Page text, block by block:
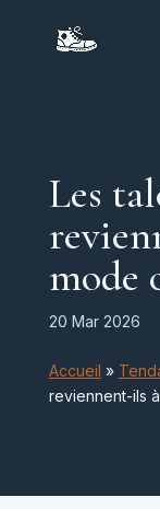
Les
mode
20 Mar 2026
Accueil »
reviennent-ils